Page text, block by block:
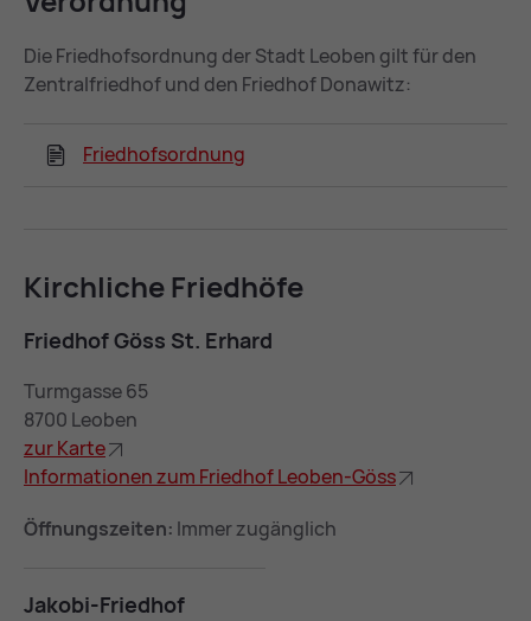
Die Friedhofsordnung der Stadt Leoben gilt für den
Zentralfriedhof und den Friedhof Donawitz:
Friedhofsordnung
Kirch­li­che Fried­hö­fe
Fried­hof Göss St. Er­hard
Turmgasse 65
8700 Leoben
zur Kar­te
In­for­ma­tio­nen zum Fried­hof Leo­ben-Göss
Öffnungszeiten: Immer zugänglich
Ja­ko­bi-Fried­hof